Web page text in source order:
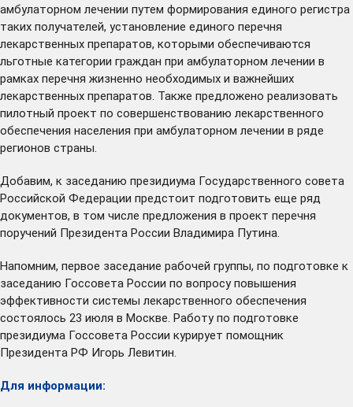
амбулаторном лечении путем формирования единого регистра
таких получателей, установление единого перечня
лекарственных препаратов, которыми обеспечиваются
льготные категории граждан при амбулаторном лечении в
рамках перечня жизненно необходимых и важнейших
лекарственных препаратов. Также предложено реализовать
пилотный проект по совершенствованию лекарственного
обеспечения населения при амбулаторном лечении в ряде
регионов страны.
Добавим, к заседанию президиума Государственного совета
Российской Федерации предстоит подготовить еще ряд
документов, в том числе предложения в проект перечня
поручений Президента России Владимира Путина.
Напомним, первое заседание рабочей группы, по подготовке к
заседанию Госсовета России по вопросу повышения
эффективности системы лекарственного обеспечения
состоялось 23 июля в Москве. Работу по подготовке
президиума Госсовета России курирует помощник
Президента РФ Игорь Левитин.
Для информации: